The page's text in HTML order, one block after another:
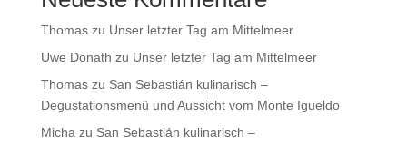
Thomaszu Unser letzter Tag am Mittelmeer
Uwe Donath zu Unser letzter Tag am Mittelmeer
Thomaszu San Sebastián kulinarisch –
Degustationsmenü und Aussicht vom Monte Igueldo
Micha zu San Sebastián kulinarisch –